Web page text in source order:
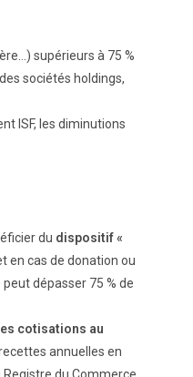
supérieurs à 75 %
sociétés holdings,
ISF, les diminutions
du dispositif «
en cas de donation ou
dépasser 75 % de
cotisations au
annuelles en